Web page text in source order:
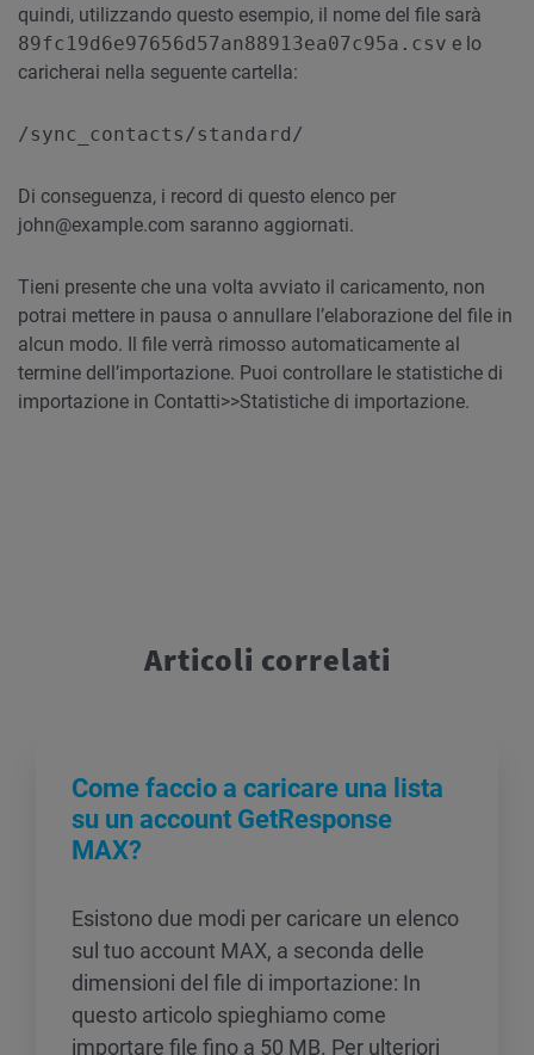
quindi, utilizzando questo esempio, il nome del file sarà
89fc19d6e97656d57an88913ea07c95a.csv e lo
caricherai nella seguente cartella:
/sync_contacts/standard/
Di conseguenza, i record di questo elenco per
john@example.com saranno aggiornati.
Tieni presente che una volta avviato il caricamento, non
potrai mettere in pausa o annullare l’elaborazione del file in
alcun modo. Il file verrà rimosso automaticamente al
termine dell’importazione. Puoi controllare le statistiche di
importazione in Contatti>>Statistiche di importazione.
Articoli correlati
Come faccio a caricare una lista
su un account GetResponse
MAX?
Esistono due modi per caricare un elenco
sul tuo account MAX, a seconda delle
dimensioni del file di importazione: In
questo articolo spieghiamo come
importare file fino a 50 MB. Per ulteriori